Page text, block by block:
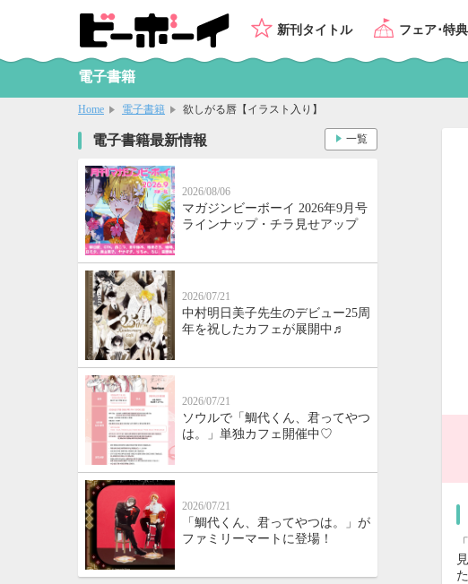
新刊タイトル フェア･特典
電子書籍
Home 電子書籍 欲しがる唇【イラスト入り】
電子書籍最新情報
2026/08/06
マガジンビーボーイ 2026年9月号
ラインナップ・チラ見せアップ
2026/07/21
中村明日美子先生のデビュー25周
年を祝したカフェが展開中♬
2026/07/21
ソウルで「鯛代くん、君ってやつ
は。」単独カフェ開催中♡
2026/07/21
「鯛代くん、君ってやつは。」が
ファミリーマートに登場！
一覧